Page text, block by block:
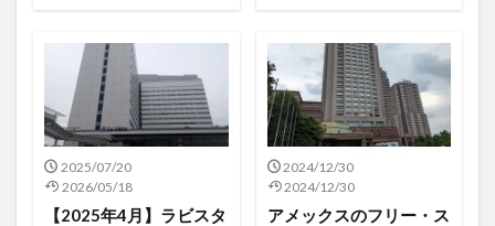
2025/07/20
2026/05/18
【2025年4月】ラビスタ
2024/12/30
2024/12/30
アメックスのフリー・ス